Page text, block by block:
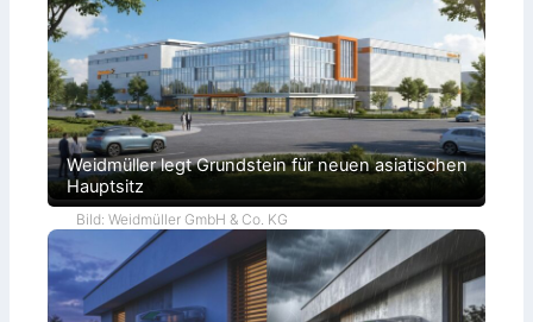
Weidmüller legt Grundstein für neuen asiatischen
Hauptsitz
Bild: Weidmüller GmbH & Co. KG